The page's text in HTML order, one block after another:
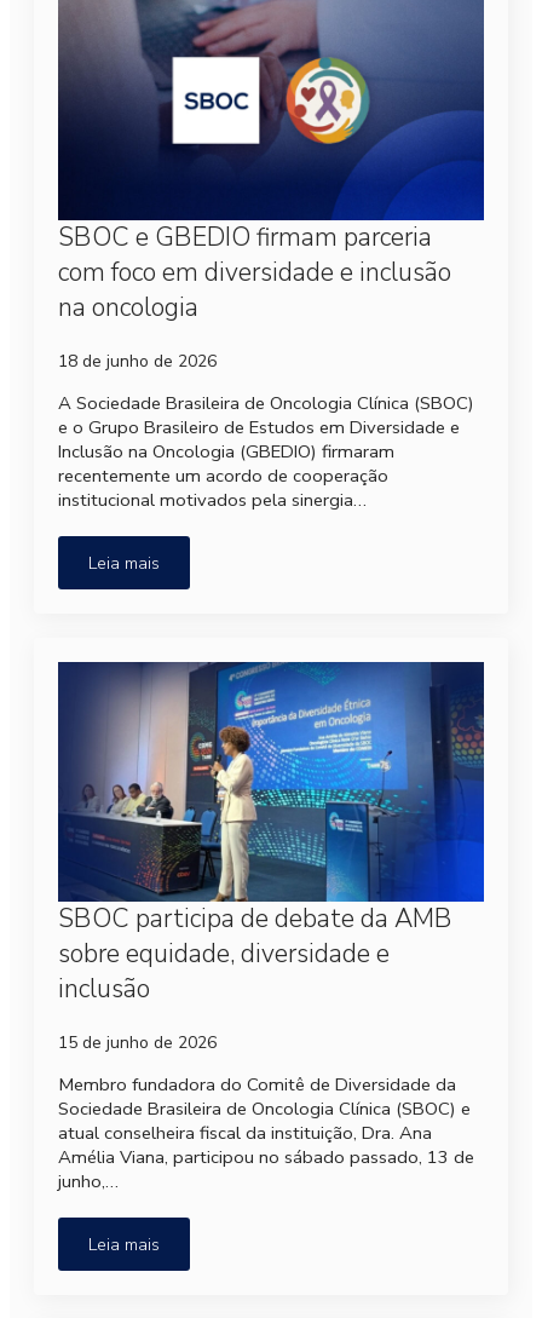
SBOC e GBEDIO firmam parceria
com foco em diversidade e inclusão
na oncologia
18 de junho de 2026
A Sociedade Brasileira de Oncologia Clínica (SBOC)
e o Grupo Brasileiro de Estudos em Diversidade e
Inclusão na Oncologia (GBEDIO) firmaram
recentemente um acordo de cooperação
institucional motivados pela sinergia…
Leia mais
SBOC participa de debate da AMB
sobre equidade, diversidade e
inclusão
15 de junho de 2026
Membro fundadora do Comitê de Diversidade da
Sociedade Brasileira de Oncologia Clínica (SBOC) e
atual conselheira fiscal da instituição, Dra. Ana
Amélia Viana, participou no sábado passado, 13 de
junho,…
Leia mais